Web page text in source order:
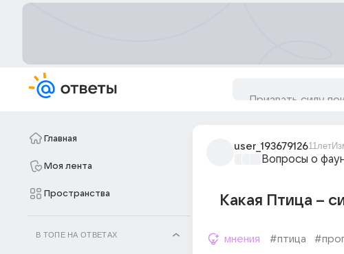
Главная
Моя лента
Пространства
В ТОПЕ НА ОТВЕТАХ
user_19367912611лет
Вопросы о
Какая Птица –
мнения #птица